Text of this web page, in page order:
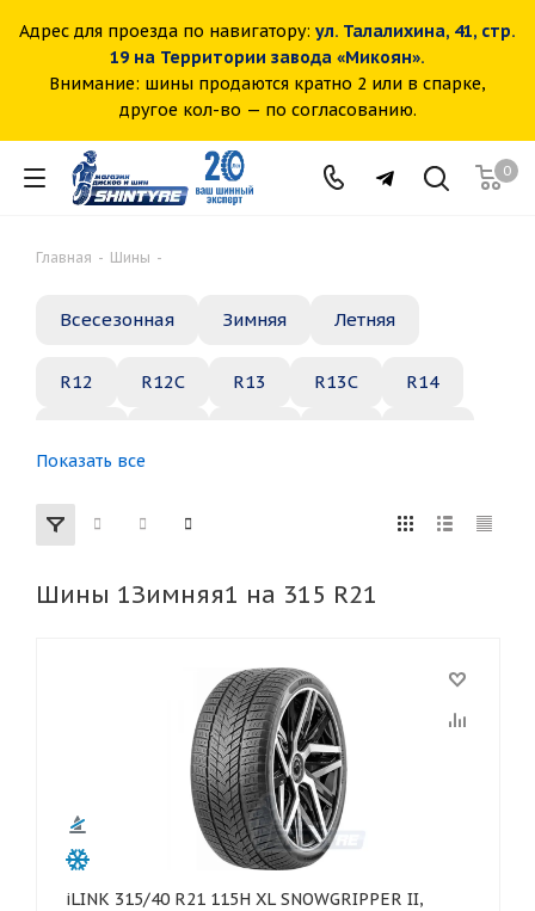
Адрес для проезда по навигатору: ул. Талалихина, 41, стр.
19 на Территории завода «Микоян».
Внимание: шины продаются кратно 2 или в спарке,
другое кол-во — по согласованию.
0
Главная - Шины -
Всесезонная Зимняя Летняя
R12 R12C R13 R13C R14
R22
155 165 185 195
285 295
40 45 45
55 65 70 75
Показать все
Шины 1Зимняя1 на 315 R21
iLINK 315/40 R21 115H XL SNOWGRIPPER II,